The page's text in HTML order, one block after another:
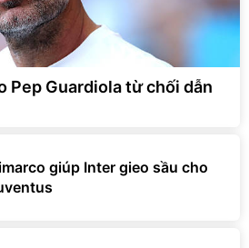
Pep Guardiola từ chối dẫn
giúp Inter gieo sầu cho